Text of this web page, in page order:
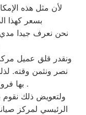
لأن مثل هذه
بسعر كهذا
نحن نعرف جيدا
ونقدر قلق عميل
نصر ونثمن وقته.
بها فروع لنا اوالفرع تحت الانشاء .
ولتعويض ذلك
الرئيسي لمركز